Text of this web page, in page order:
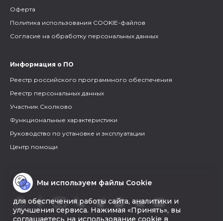
Оферта
Политика использования COOKIE-файлов
Согласие на обработку персональных данных
Информация о ПО
Реестр российского программного обеспечения
Реестр персональных данных
Участник Сколково
Функциональные характеристики
Руководство по установке и эксплуатации
Центр помощи
Мы используем файлы Cookie
для обеспечения работы сайта, аналитики и
улучшения сервиса. Нажимая «Принять», вы
соглашаетесь на использование cookie в